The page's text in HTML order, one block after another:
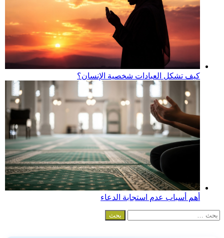
كيف تشكل العبادات شخصية الإنسان؟
أهم أسباب عدم استجابة الدعاء
البحث